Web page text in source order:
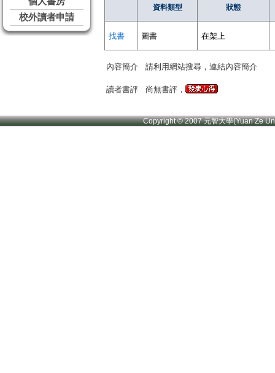
校外讀者申請
資料類型 狀態
找書 圖書 在架上
內容簡介 請利用網站搜尋，連結內容簡介
讀者書評 尚無書評，
Copyright © 2007 元智大學(Yuan Ze